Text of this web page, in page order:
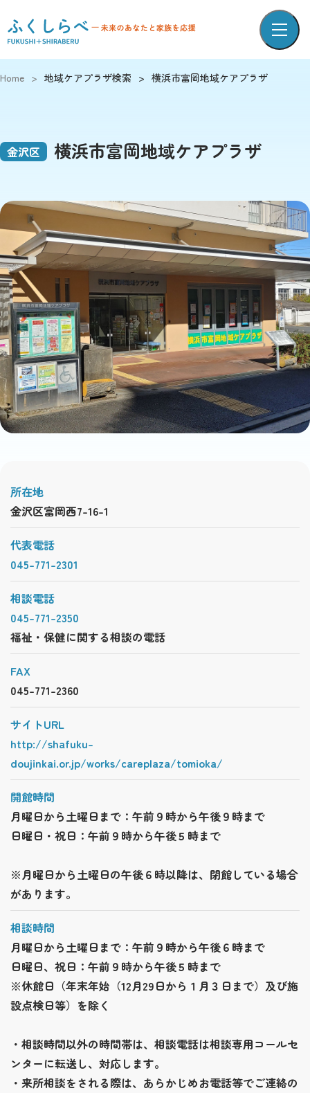
Home > 地域ケアプラザ検索 > 横浜市富岡地域ケアプラザ
金沢区 横浜市富岡地域ケアプラザ
所在地
金沢区富岡西7-16-1
代表電話
045-771-2301
相談電話
045-771-2350
福祉・保健に関する相談の電話
FAX
045-771-2360
サイトURL
http://shafuku-
doujinkai.or.jp/works/careplaza/tomioka/
開館時間
月曜日から土曜日まで：午前９時から午後９時まで
日曜日・祝日：午前９時から午後５時まで
※月曜日から土曜日の午後６時以降は、閉館している場合
があります。
相談時間
月曜日から土曜日まで：午前９時から午後６時まで
日曜日、祝日：午前９時から午後５時まで
※休館日（年末年始（12月29日から１月３日まで）及び施
設点検日等）を除く
・相談時間以外の時間帯は、相談電話は相談専用コールセ
ンターに転送し、対応します。
・来所相談をされる際は、あらかじめお電話等でご連絡の